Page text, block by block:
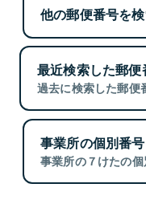
他の郵便番号を
最近検索した郵便
過去に検索した郵便
事業所の個別番
事業所の７けたの個